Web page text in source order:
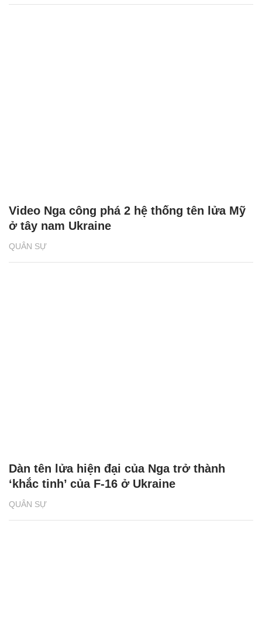
QUÂN SỰ
Video Nga công phá 2 hệ thống tên lửa Mỹ
ở tây nam Ukraine
QUÂN SỰ
Dàn tên lửa hiện đại của Nga trở thành
‘khắc tinh’ của F-16 ở Ukraine